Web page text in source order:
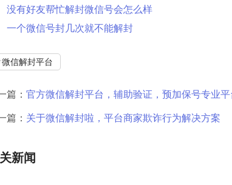
没有好友帮忙解封微信号会怎么样
一个微信号封几次就不能解封
微信解封平台
篇： 官方微信解封平台，辅助验证，预加保号专业平
篇： 关于微信解封啦，平台商家欺诈行为解决方案
新闻